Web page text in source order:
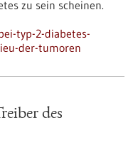
zu sein scheinen.
typ-2-diabetes-
der-tumoren
des